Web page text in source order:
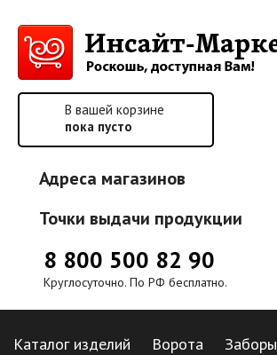
В вашей корзине
пока пусто
Адреса магазинов
Точки выдачи продукции
8 800 500 82 90
Круглосуточно. По РФ бесплатно.
Каталог изделий Ворота
Заборы